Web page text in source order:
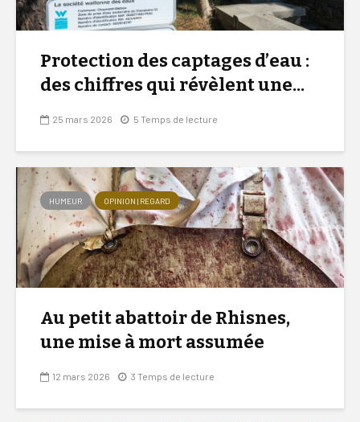
Protection des captages d’eau :
des chiffres qui révèlent une...
25 mars 2026 5 Temps de lecture
HUMEUR OPINION | REGARD
Au petit abattoir de Rhisnes,
une mise à mort assumée
12 mars 2026 3 Temps de lecture